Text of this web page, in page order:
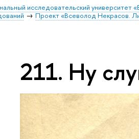
исследовательский университет
Проект «Всеволод Некрасов.
211. Ну